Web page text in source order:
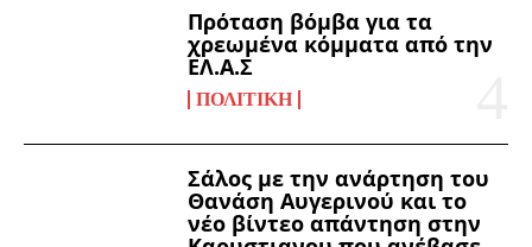
Πρόταση βόμβα για τα
χρεωμένα κόμματα από την
ΕΛ.Α.Σ
ΠΟΛΙΤΙΚΉ
Σάλος με την ανάρτηση του
Θανάση Αυγερινού και το
νέο βίντεο απάντηση στην